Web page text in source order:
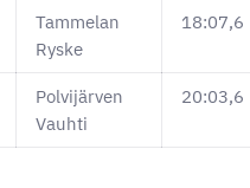
Tammelan
Ryske
18:07,6
Polvijärven
Vauhti
20:03,6